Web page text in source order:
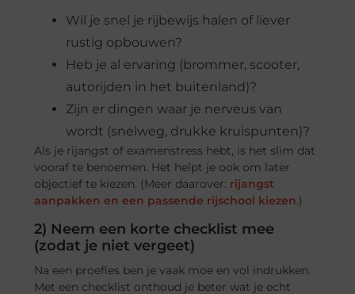
Wil je snel je rijbewijs halen of liever
rustig opbouwen?
Heb je al ervaring (brommer, scooter,
autorijden in het buitenland)?
Zijn er dingen waar je nerveus van
wordt (snelweg, drukke kruispunten)?
Als je rijangst of examenstress hebt, is het slim dat
vooraf te benoemen. Het helpt je ook om later
objectief te kiezen. (Meer daarover: rijangst
aanpakken en een passende rijschool kiezen .)
2) Neem een korte checklist mee
(zodat je niet vergeet)
Na een proefles ben je vaak moe en vol indrukken.
Met een checklist onthoud je beter wat je echt